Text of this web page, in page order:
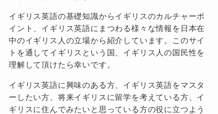
イギリス英語の基礎知識からイギリスのカルチャーポ
イント、イギリス英語にまつわる様々な情報を日本在
中のイギリス人の立場から紹介しています。このサイ
トを通してイギリスという国、イギリス人の国民性を
理解して頂けたら幸いです。
イギリス英語に興味のある方、イギリス英語をマスタ
ーしたい方、将来イギリスに留学を考えている方、イ
ギリスに住んでみたいと思っている方の役に立つよう